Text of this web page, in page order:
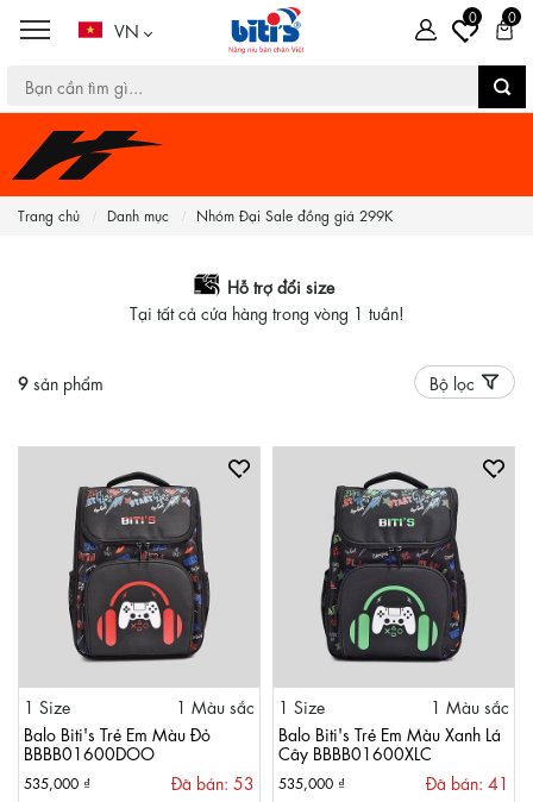
VN
0 0
Trang chủ Danh mục Nhóm Đại Sale đồng giá 299K
Hỗ trợ đổi size
Tại tất cả cửa hàng trong vòng 1 tuần!
9 sản phẩm Bộ lọc
1 Size
1 Màu sắc
Balo Biti's Trẻ Em Màu Đỏ
BBBB01600DOO
535,000 ₫ Đã bán: 53
1 Size
1 Màu sắc
Balo Biti's Trẻ Em Màu Xanh Lá
Cây BBBB01600XLC
535,000 ₫ Đã bán: 41